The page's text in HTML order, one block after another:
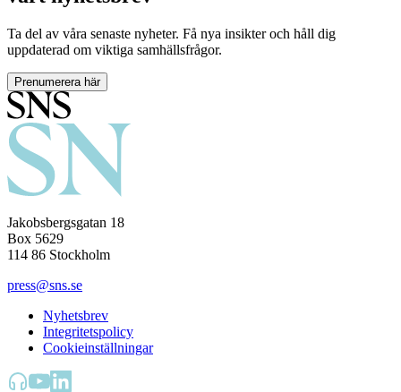
Ta del av våra senaste nyheter. Få nya insikter och håll dig
uppdaterad om viktiga samhällsfrågor.
Prenumerera här
Jakobsbergsgatan 18
Box 5629
114 86 Stockholm
press@sns.se
Nyhetsbrev
Integritetspolicy
Cookieinställningar